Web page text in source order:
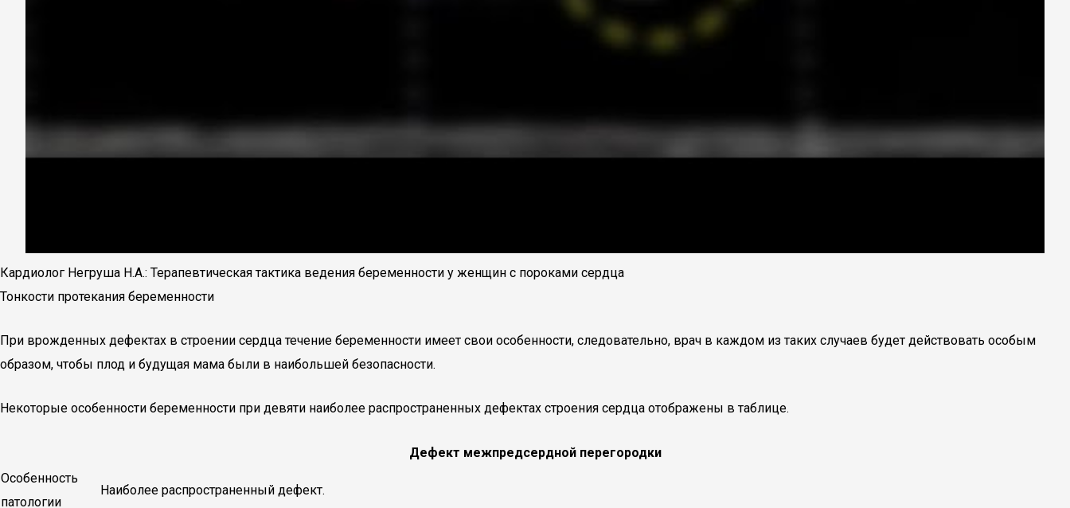
Кардиолог Негруша Н.А.: Терапевтическая тактика ведения беременности у женщин с пороками сердца
Тонкости протекания беременности
При врожденных дефектах в строении сердца течение беременности имеет свои особенности, следовательно, врач в каждом из таких случаев будет действовать особым
образом, чтобы плод и будущая мама были в наибольшей безопасности.
Некоторые особенности беременности при девяти наиболее распространенных дефектах строения сердца отображены в таблице.
Дефект межпредсердной перегородки
Особенность
патологии
Наиболее распространенный дефект.